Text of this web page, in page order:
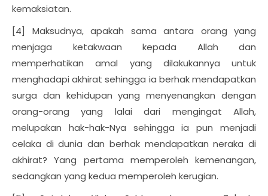
kemaksiatan.
[4] Maksudnya, apakah sama antara orang yang
menjaga ketakwaan kepada Allah dan
memperhatikan amal yang dilakukannya untuk
menghadapi akhirat sehingga ia berhak mendapatkan
surga dan kehidupan yang menyenangkan dengan
orang-orang yang lalai dari mengingat Allah,
melupakan hak-hak-Nya sehingga ia pun menjadi
celaka di dunia dan berhak mendapatkan neraka di
akhirat? Yang pertama memperoleh kemenangan,
sedangkan yang kedua memperoleh kerugian.